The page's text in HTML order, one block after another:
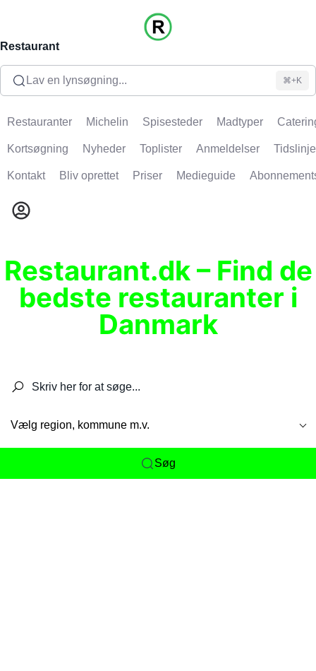
Restaurant
Lav en lynsøgning... ⌘+K
Restauranter Michelin Spisesteder Madtyper
Kortsøgning Nyheder Toplister Anmeldelser Tidslinje
Kontakt Bliv oprettet Priser Medieguide
Restaurant.dk – Find de
bedste restauranter i
Danmark
Vælg region, kommune m.v.
Søg